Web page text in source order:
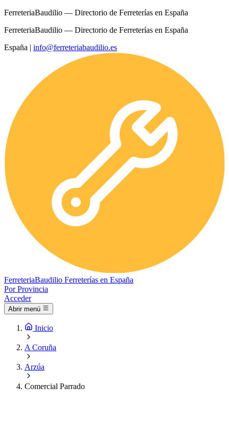
FerreteriaBaudilio — Directorio de Ferreterías en España
FerreteriaBaudilio — Directorio de Ferreterías en España
España | info@ferreteriabaudilio.es
FerreteriaBaudilio Ferreterías en España
Por Provincia
Acceder
Abrir menú
Inicio
A Coruña
Arzúa
Comercial Parrado